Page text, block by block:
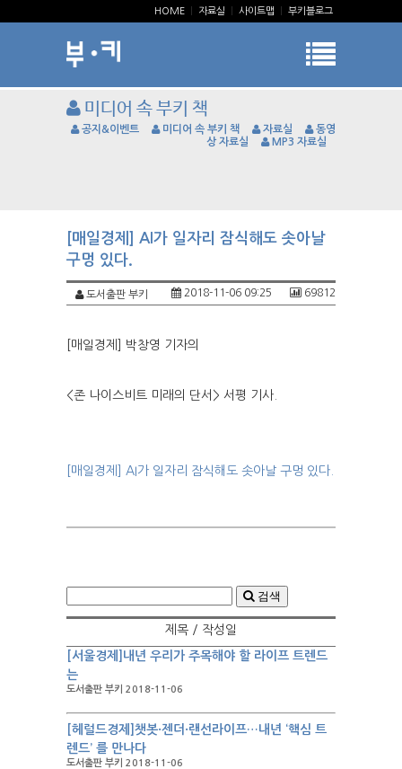
HOME 자료실 사이트맵 부키블로그
미디어 속 부키 책
공지&이벤트 미디어 속 부키 책 자료실
동영
상 자료실
MP3 자료실
[매일경제] AI가 일자리 잠식해도 솟아날
구멍 있다.
도서출판 부키 69812
2018-11-06 09:25
[매일경제] 박창영 기자의
<존 나이스비트 미래의 단서> 서평 기사.
[매일경제] AI가 일자리 잠식해도 솟아날 구멍 있다.
검색
제목 / 작성일
[서울경제]내년 우리가 주목해야 할 라이프 트렌드
는
도서출판 부키 2018-11-06
[헤럴드경제]챗봇·젠더·랜선라이프…내년 ‘핵심 트
렌드’ 를 만나다
도서출판 부키 2018-11-06